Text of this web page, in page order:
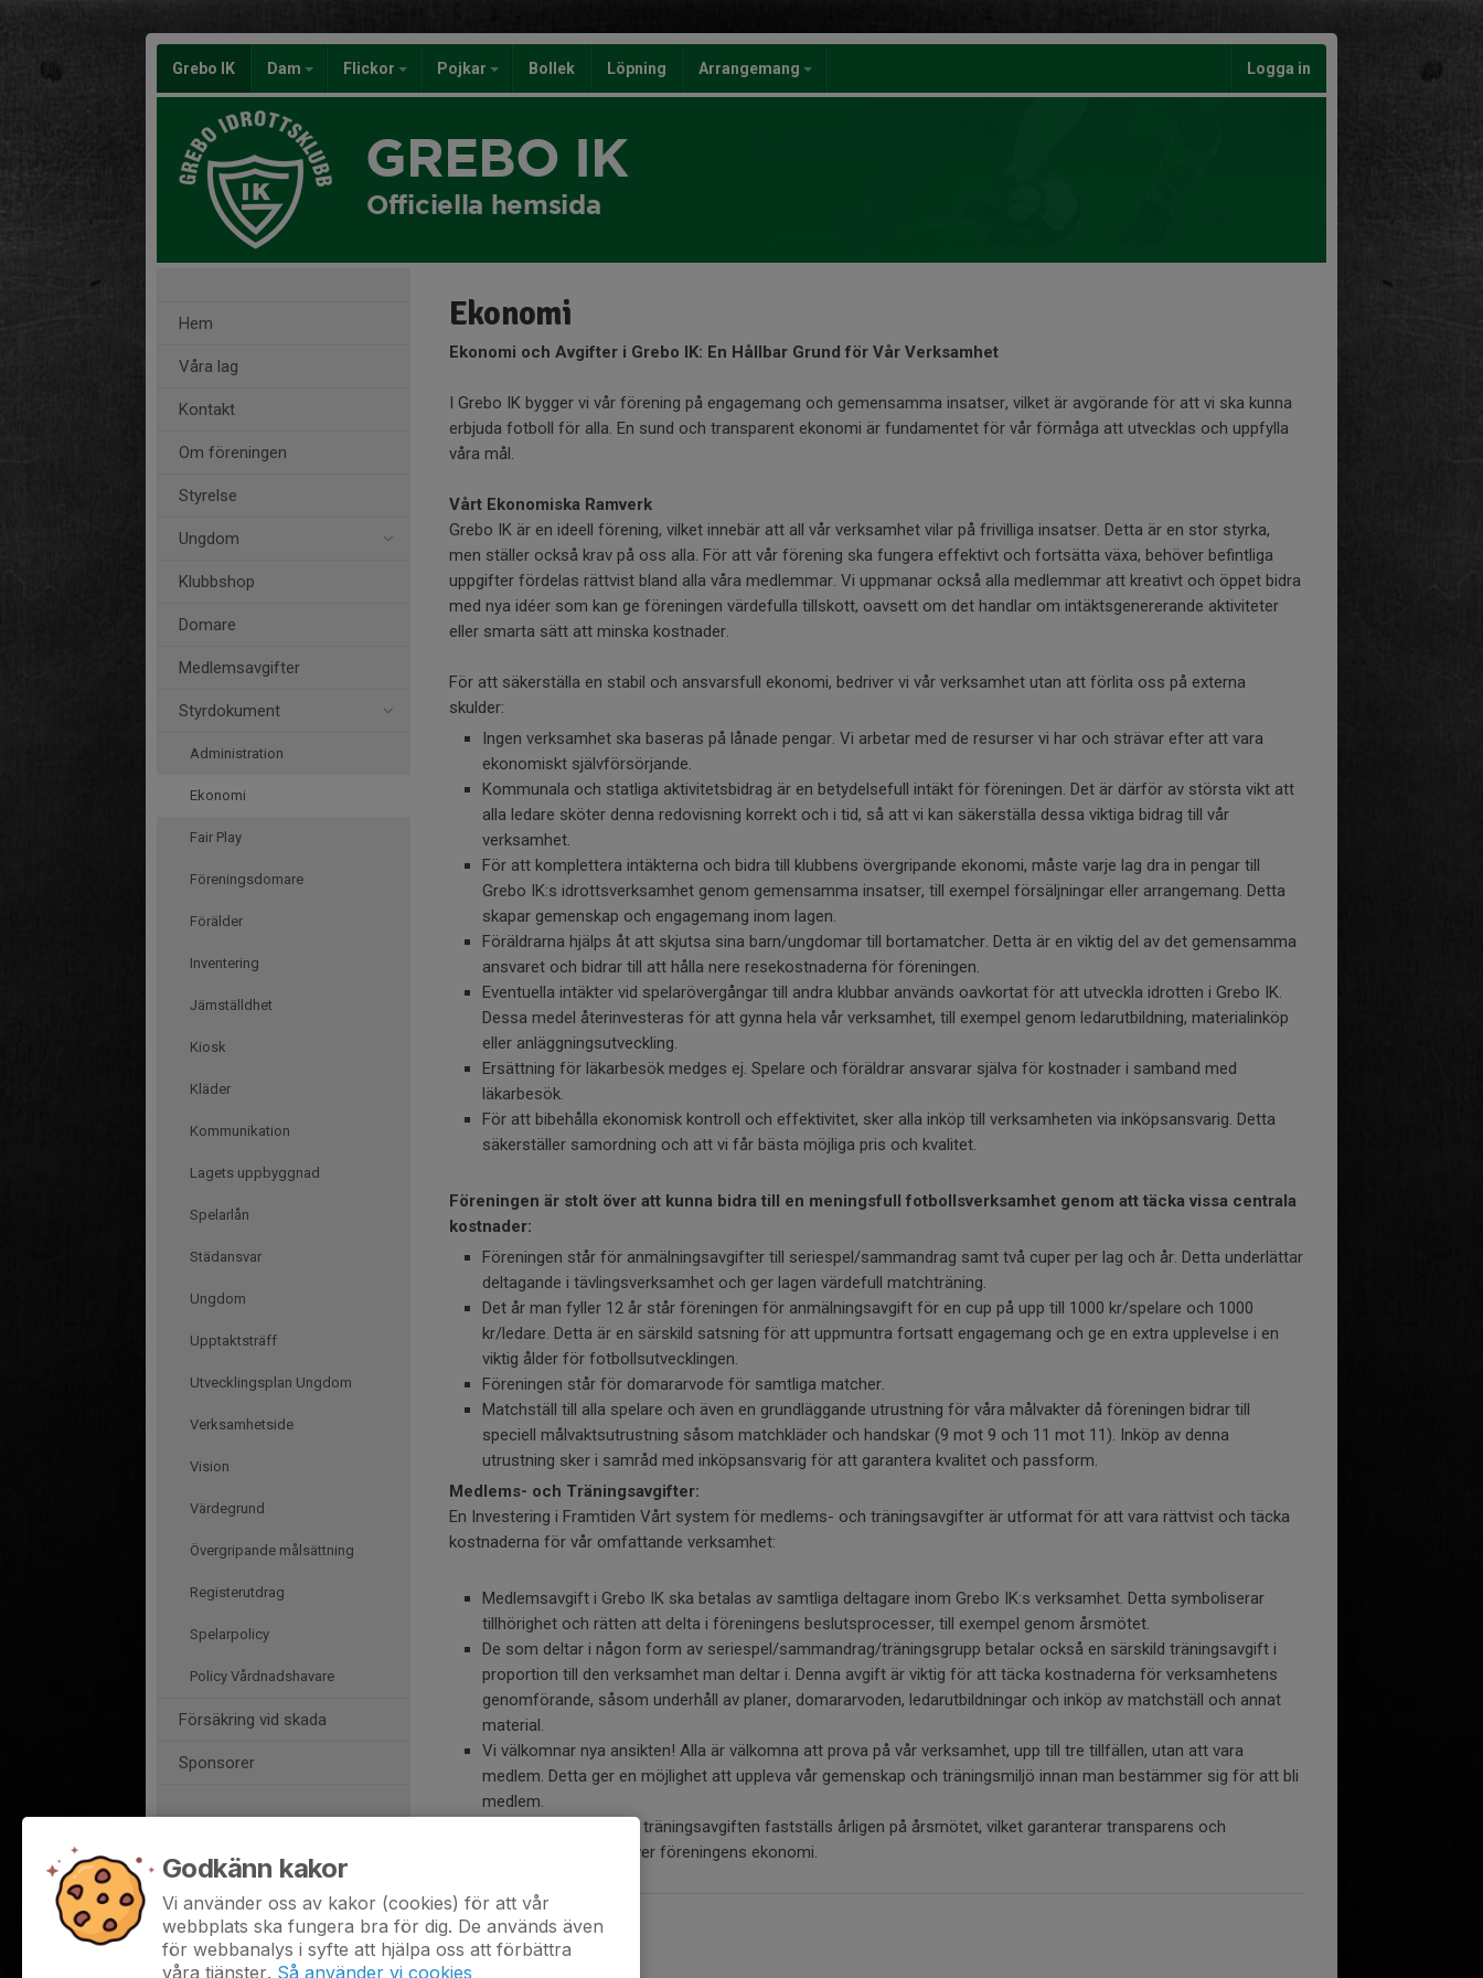
Grebo IK Dam Flickor Pojkar Bollek Löpning Arrangemang Logga in
GREBO IK
Officiella hemsida
Hem
Våra lag
Kontakt
Om föreningen
Styrelse
Ungdom
Klubbshop
Domare
Medlemsavgifter
Styrdokument
Administration
Ekonomi
Fair Play
Föreningsdomare
Förälder
Inventering
Jämställdhet
Kiosk
Kläder
Kommunikation
Lagets uppbyggnad
Spelarlån
Städansvar
Ungdom
Upptaktsträff
Utvecklingsplan Ungdom
Verksamhetside
Vision
Värdegrund
Övergripande målsättning
Registerutdrag
Spelarpolicy
Policy Vårdnadshavare
Försäkring vid skada
Sponsorer
Fogis
ÖFF
SvFF
Ekonomi
Ekonomi och Avgifter i Grebo IK: En Hållbar Grund för Vår Verksamhet
I Grebo IK bygger vi vår förening på engagemang och gemensamma insatser, vilket är avgörande för att vi ska kunna
erbjuda fotboll för alla. En sund och transparent ekonomi är fundamentet för vår förmåga att utvecklas och uppfylla
våra mål.
Vårt Ekonomiska Ramverk
Grebo IK är en ideell förening, vilket innebär att all vår verksamhet vilar på frivilliga insatser. Detta är en stor styrka,
men ställer också krav på oss alla. För att vår förening ska fungera effektivt och fortsätta växa, behöver befintliga
uppgifter fördelas rättvist bland alla våra medlemmar. Vi uppmanar också alla medlemmar att kreativt och öppet bidra
med nya idéer som kan ge föreningen värdefulla tillskott, oavsett om det handlar om intäktsgenererande aktiviteter
eller smarta sätt att minska kostnader.
För att säkerställa en stabil och ansvarsfull ekonomi, bedriver vi vår verksamhet utan att förlita oss på externa
skulder:
Ingen verksamhet ska baseras på lånade pengar. Vi arbetar med de resurser vi har och strävar efter att vara
ekonomiskt självförsörjande.
Kommunala och statliga aktivitetsbidrag är en betydelsefull intäkt för föreningen. Det är därför av största vikt att
alla ledare sköter denna redovisning korrekt och i tid, så att vi kan säkerställa dessa viktiga bidrag till vår
verksamhet.
För att komplettera intäkterna och bidra till klubbens övergripande ekonomi, måste varje lag dra in pengar till
Grebo IK:s idrottsverksamhet genom gemensamma insatser, till exempel försäljningar eller arrangemang. Detta
skapar gemenskap och engagemang inom lagen.
Föräldrarna hjälps åt att skjutsa sina barn/ungdomar till bortamatcher. Detta är en viktig del av det gemensamma
ansvaret och bidrar till att hålla nere resekostnaderna för föreningen.
Eventuella intäkter vid spelarövergångar till andra klubbar används oavkortat för att utveckla idrotten i Grebo IK.
Dessa medel återinvesteras för att gynna hela vår verksamhet, till exempel genom ledarutbildning, materialinköp
eller anläggningsutveckling.
Ersättning för läkarbesök medges ej. Spelare och föräldrar ansvarar själva för kostnader i samband med
läkarbesök.
För att bibehålla ekonomisk kontroll och effektivitet, sker alla inköp till verksamheten via inköpsansvarig. Detta
säkerställer samordning och att vi får bästa möjliga pris och kvalitet.
Föreningen är stolt över att kunna bidra till en meningsfull fotbollsverksamhet genom att täcka vissa centrala
kostnader:
Föreningen står för anmälningsavgifter till seriespel/sammandrag samt två cuper per lag och år. Detta underlättar
deltagande i tävlingsverksamhet och ger lagen värdefull matchträning.
Det år man fyller 12 år står föreningen för anmälningsavgift för en cup på upp till 1000 kr/spelare och 1000
kr/ledare. Detta är en särskild satsning för att uppmuntra fortsatt engagemang och ge en extra upplevelse i en
viktig ålder för fotbollsutvecklingen.
Föreningen står för domararvode för samtliga matcher.
Matchställ till alla spelare och även en grundläggande utrustning för våra målvakter då föreningen bidrar till
speciell målvaktsutrustning såsom matchkläder och handskar (9 mot 9 och 11 mot 11). Inköp av denna
utrustning sker i samråd med inköpsansvarig för att garantera kvalitet och passform.
Medlems- och Träningsavgifter:
En Investering i Framtiden Vårt system för medlems- och träningsavgifter är utformat för att vara rättvist och täcka
kostnaderna för vår omfattande verksamhet:
Medlemsavgift i Grebo IK ska betalas av samtliga deltagare inom Grebo IK:s verksamhet. Detta symboliserar
tillhörighet och rätten att delta i föreningens beslutsprocesser, till exempel genom årsmötet.
De som deltar i någon form av seriespel/sammandrag/träningsgrupp betalar också en särskild träningsavgift i
proportion till den verksamhet man deltar i. Denna avgift är viktig för att täcka kostnaderna för verksamhetens
genomförande, såsom underhåll av planer, domararvoden, ledarutbildningar och inköp av matchställ och annat
material.
Vi välkomnar nya ansikten! Alla är välkomna att prova på vår verksamhet, upp till tre tillfällen, utan att vara
medlem. Detta ger en möjlighet att uppleva vår gemenskap och träningsmiljö innan man bestämmer sig för att bli
medlem.
Medlemsavgiften och träningsavgiften fastställs årligen på årsmötet, vilket garanterar transparens och
medlemsinflytande över föreningens ekonomi.
Godkänn kakor
Vi använder oss av kakor (cookies) för att vår
webbplats ska fungera bra för dig. De används även
för webbanalys i syfte att hjälpa oss att förbättra
våra tjänster. Så använder vi cookies